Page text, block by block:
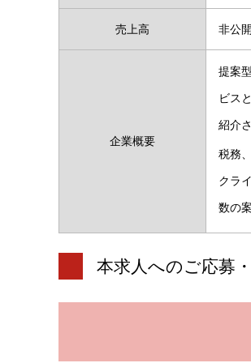
売上高 非公開
企業概要
提案
ビス
紹介
税務
クラ
数の
本求人へのご応募